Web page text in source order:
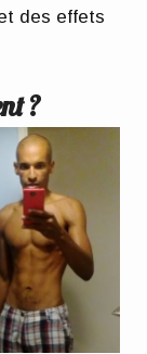
des effets
?